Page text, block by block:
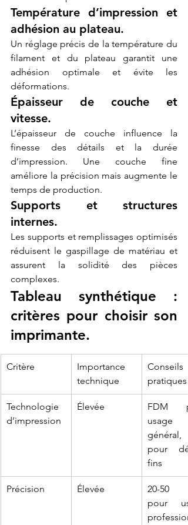
Température d’impression et
adhésion au plateau.
Un réglage précis de la température du
filament et du plateau garantit une
adhésion optimale et évite les
déformations.
Épaisseur de couche et
vitesse.
L’épaisseur de couche influence la
finesse des détails et la durée
d’impression. Une couche fine
améliore la précision mais augmente le
temps de production.
Supports et structures
internes.
Les supports et remplissages optimisés
réduisent le gaspillage de matériau et
assurent la solidité des pièces
complexes.
Tableau synthétique :
critères pour choisir son
imprimante.
Critère
Importance
technique
Conseils
pratiques
Technologie
d’impression
Élevée
FDM
usage
général,
pour
fins
Précision Élevée
20-50
pour